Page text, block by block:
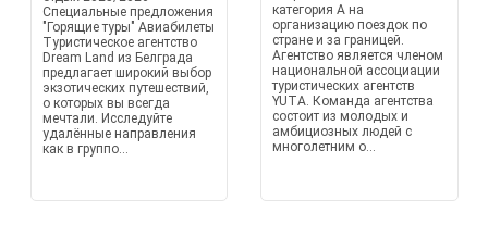
Специальные предложения
"Горящие туры" Авиабилеты
Туристическое агентство
Dream Land из Белграда
предлагает широкий выбор
экзотических путешествий,
о которых вы всегда
мечтали. Исследуйте
удалённые направления
как в группо...
категория A на
организацию поездок по
стране и за границей.
Агентство является членом
национальной ассоциации
туристических агентств
YUTA. Команда агентства
состоит из молодых и
амбициозных людей с
многолетним о...